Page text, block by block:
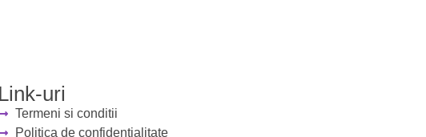
Link-uri
Termeni si conditii
Politica de confidentialitate